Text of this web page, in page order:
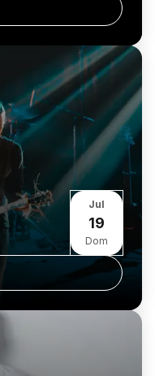
Jul
19
Dom